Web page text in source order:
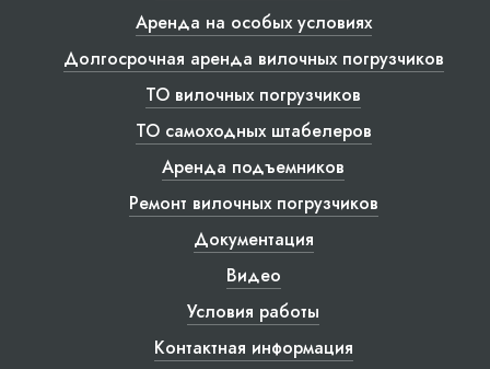
Аренда на особых условиях
Долгосрочная аренда вилочных погрузчиков
ТО вилочных погрузчиков
ТО самоходных штабелеров
Аренда подъемников
Ремонт вилочных погрузчиков
Документация
Видео
Условия работы
Контактная информация